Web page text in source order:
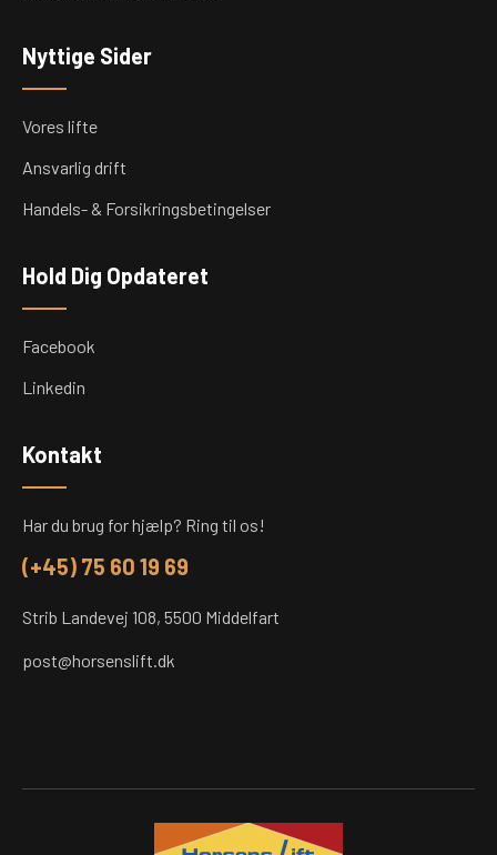
Nyttige Sider
Vores lifte
Ansvarlig drift
Handels- & Forsikringsbetingelser
Hold Dig Opdateret
Facebook
Linkedin
Kontakt
Har du brug for hjælp? Ring til os!
(+45) 75 60 19 69
Strib Landevej 108, 5500 Middelfart
post@horsenslift.dk